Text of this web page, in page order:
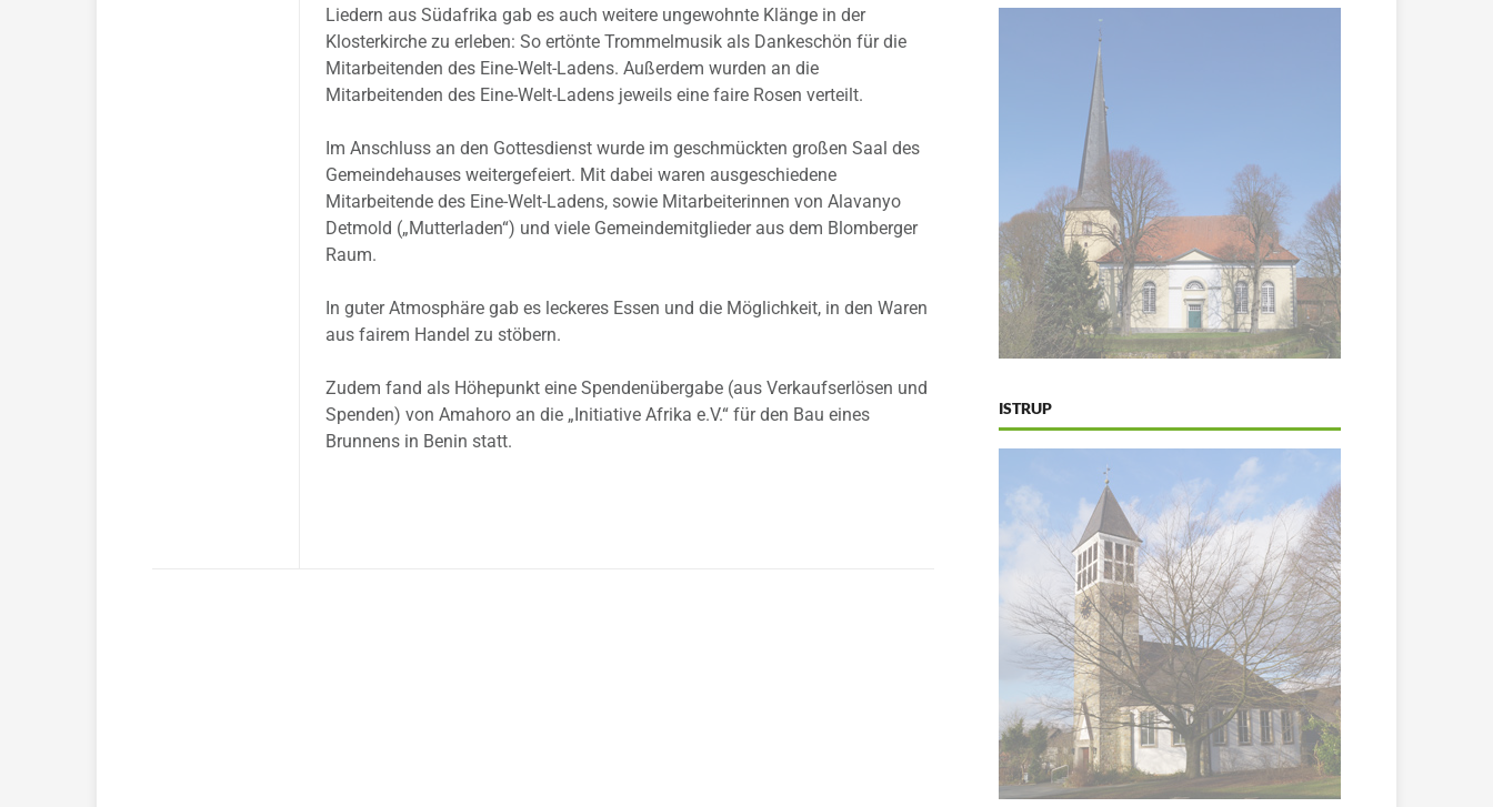
Liedern aus Südafrika gab es auch weitere ungewohnte Klänge in der
Klosterkirche zu erleben: So ertönte Trommelmusik als Dankeschön für die
Mitarbeitenden des Eine-Welt-Ladens. Außerdem wurden an die
Mitarbeitenden des Eine-Welt-Ladens jeweils eine faire Rosen verteilt.
Im Anschluss an den Gottesdienst wurde im geschmückten großen Saal des
Gemeindehauses weitergefeiert. Mit dabei waren ausgeschiedene
Mitarbeitende des Eine-Welt-Ladens, sowie Mitarbeiterinnen von Alavanyo
Detmold („Mutterladen“) und viele Gemeindemitglieder aus dem Blomberger
Raum.
In guter Atmosphäre gab es leckeres Essen und die Möglichkeit, in den Waren
aus fairem Handel zu stöbern.
Zudem fand als Höhepunkt eine Spendenübergabe (aus Verkaufserlösen und
Spenden) von Amahoro an die „Initiative Afrika e.V.“ für den Bau eines
Brunnens in Benin statt.
ISTRUP